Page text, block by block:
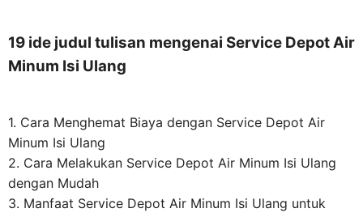
19 ide judul tulisan mengenai Service Depot Air
Minum Isi Ulang
1. Cara Menghemat Biaya dengan Service Depot Air
Minum Isi Ulang
2. Cara Melakukan Service Depot Air Minum Isi Ulang
dengan Mudah
3. Manfaat Service Depot Air Minum Isi Ulang untuk